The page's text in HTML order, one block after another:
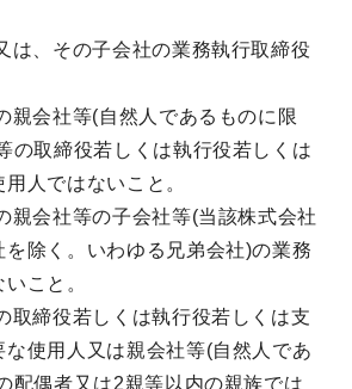
、その子会社の業務執行取締役
会社等(自然人であるものに限
の取締役若しくは執行役若しくは
人ではないこと。
会社等の子会社等(当該株式会社
を除く。いわゆる兄弟会社)の業務
こと。
締役若しくは執行役若しくは支
使用人又は親会社等(自然人であ
配偶者又は2親等以内の親族では